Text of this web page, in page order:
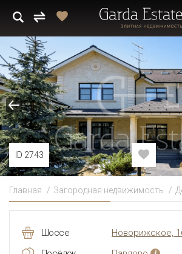
ID 2743
Главная Загородная недвижимость
Шоссе
Новорижское,